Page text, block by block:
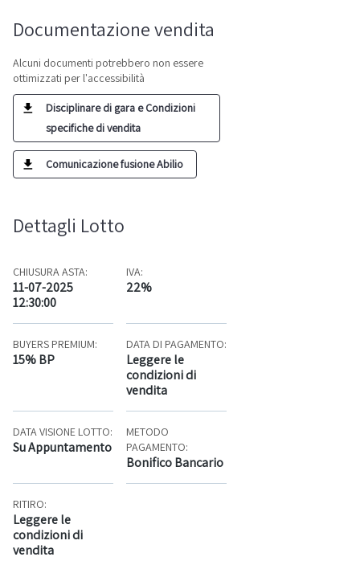
Documentazione vendita
Alcuni documenti potrebbero non essere
ottimizzati per l'accessibilità
Disciplinare di gara e Condizioni
specifiche di vendita
Comunicazione fusione Abilio
Dettagli Lotto
CHIUSURA ASTA:
11-07-2025
12:30:00
IVA:
22%
BUYERS PREMIUM:
15% BP
DATA DI PAGAMENTO:
Leggere le
condizioni di
vendita
DATA VISIONE LOTTO:
Su Appuntamento
METODO
PAGAMENTO:
Bonifico Bancario
RITIRO:
Leggere le
condizioni di
vendita